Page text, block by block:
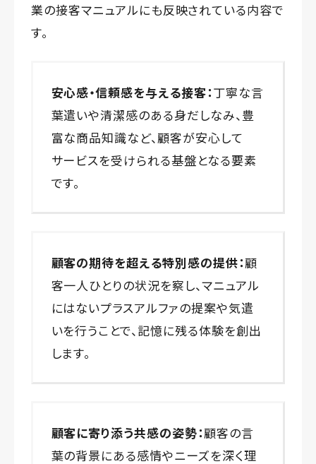
業の接客マニュアルにも反映されている内容で
す。
安心感・信頼感を与える接客：丁寧な言
葉遣いや清潔感のある身だしなみ、豊
富な商品知識など、顧客が安心して
サービスを受けられる基盤となる要素
です。
顧客の期待を超える特別感の提供：顧
客一人ひとりの状況を察し、マニュアル
にはないプラスアルファの提案や気遣
いを行うことで、記憶に残る体験を創出
します。
顧客に寄り添う共感の姿勢：顧客の言
葉の背景にある感情やニーズを深く理